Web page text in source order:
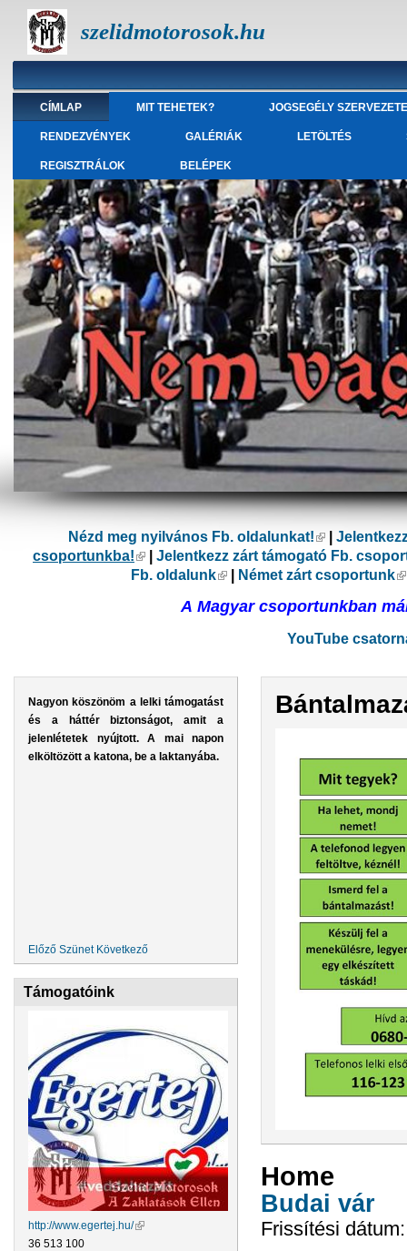
szelidmotorosok.hu
CÍMLAP MIT TEHETEK? JOGSEGÉLY
RENDEZVÉNYEK GALÉRIÁK LETÖLTÉS
REGISZTRÁLOK BELÉPEK
Nézd meg nyilvános Fb. oldalunkat!(külső
csoportunkba!(külső hivatkozás)
Jelentkezz zárt támogató Fb.
Fb. oldalunk(külső hivatkozás)
Német zárt csoportunk
A Magyar csoportunkban
YouTube
Nagyon köszönöm a lelki támogatást
és a háttér biztonságot, amit a
jelenlétetek nyújtott. A mai napon
elköltözött a katona, be a laktanyába.
Előző Szünet Következő
Támogatóink
http://www.egertej.hu/(külső hivatkozás)
36 513 100
Home
Budai vár
Frissítési